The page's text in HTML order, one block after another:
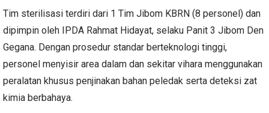
Tim sterilisasi terdiri dari 1 Tim Jibom KBRN (8 personel) dan
dipimpin oleh IPDA Rahmat Hidayat, selaku Panit 3 Jibom Den
Gegana. Dengan prosedur standar berteknologi tinggi,
personel menyisir area dalam dan sekitar vihara menggunakan
peralatan khusus penjinakan bahan peledak serta deteksi zat
kimia berbahaya.